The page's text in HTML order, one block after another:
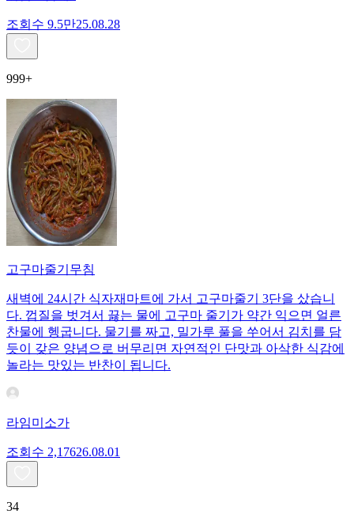
조회수 9.5만25.08.28
999+
고구마줄기무침
새벽에 24시간 식자재마트에 가서 고구마줄기 3단을 샀습니
다. 껍질을 벗겨서 끓는 물에 고구마 줄기가 약간 익으면 얼른
찬물에 헹굽니다. 물기를 짜고, 밀가루 풀을 쑤어서 김치를 담
듯이 갖은 양념으로 버무리면 자연적인 단맛과 아삭한 식감에
놀라는 맛있는 반찬이 됩니다.
라임미소가
조회수 2,17626.08.01
34